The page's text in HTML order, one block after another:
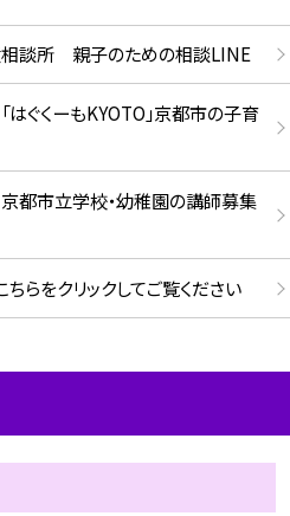
相談所 親子のための相談LINE
はぐくーもKYOTO」京都市の子育
都市立学校・幼稚園の講師募集
らをクリックしてご覧ください